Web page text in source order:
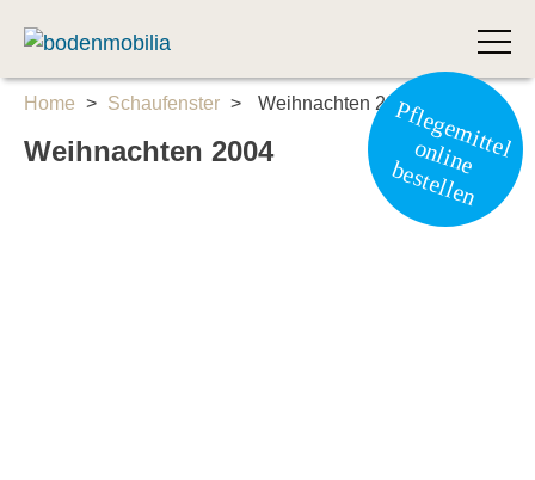
Skip
content
Pflegemittel
online
bestellen
Home > Schaufenster > Weihnachten 2004
Weihnachten 2004